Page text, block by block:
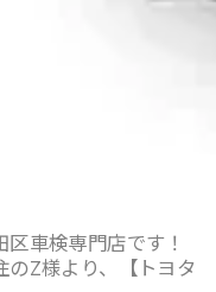
車検専門店です！
のZ様より、【トヨタ